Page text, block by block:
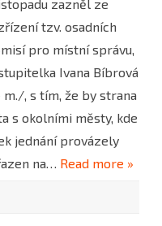
Komise
osadní
zazněl ze
tzv. osadních
pro místní správu,
Ivana Bíbrová
, s tím, že by strana
s okolními městy, kde
jednání provázely
na… Read more »